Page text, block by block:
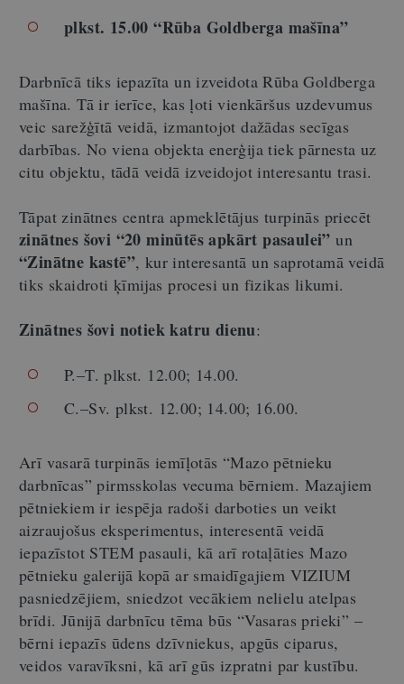
plkst. 15.00“Rūba Goldberga mašīna”
Darbnīcā tiks iepazīta un izveidota Rūba Goldberga
mašīna. Tā ir ierīce, kas ļoti vienkāršus uzdevumus
veic sarežģītā veidā, izmantojot dažādas secīgas
darbības. No viena objekta enerģija tiek pārnesta uz
citu objektu, tādā veidā izveidojot interesantu trasi.
Tāpat zinātnes centra apmeklētājus turpinās priecēt
zinātnes šovi “20 minūtēs apkārt pasaulei” un
“Zinātne kastē”, kur interesantā un saprotamā veidā
tiks skaidroti ķīmijas procesi un fizikas likumi.
Zinātnes šovi notiek katru dienu:
P.–T. plkst. 12.00; 14.00.
C.–Sv. plkst. 12.00; 14.00; 16.00.
Arī vasarā turpinās iemīļotās “Mazo pētnieku
darbnīcas” pirmsskolas vecuma bērniem. Mazajiem
pētniekiem ir iespēja radoši darboties un veikt
aizraujošus eksperimentus, interesentā veidā
iepazīstot STEM pasauli, kā arī rotaļāties Mazo
pētnieku galerijā kopā ar smaidīgajiem VIZIUM
pasniedzējiem, sniedzot vecākiem nelielu atelpas
brīdi. Jūnijā darbnīcu tēma būs “Vasaras prieki” –
bērni iepazīs ūdens dzīvniekus, apgūs ciparus,
veidos varavīksni, kā arī gūs izpratni par kustību.